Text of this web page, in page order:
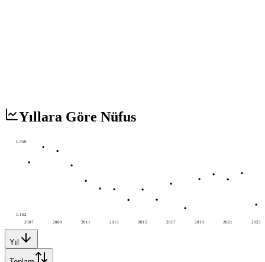
Yıllara Göre Nüfus
2007 2009 2011 2013 2015 2017 2019 2021 2023
1.450
1.162
Yıl